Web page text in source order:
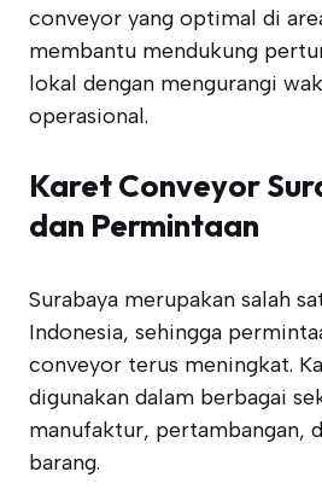
conveyor yang optimal di
membantu mendukung
lokal dengan mengurangi
operasional.
Karet Conveyor
dan Permintaan
Surabaya merupakan salah
Indonesia, sehingga
conveyor terus meningkat.
digunakan dalam berbagai
manufaktur, pertambangan,
barang.